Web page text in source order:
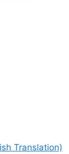
Translation)